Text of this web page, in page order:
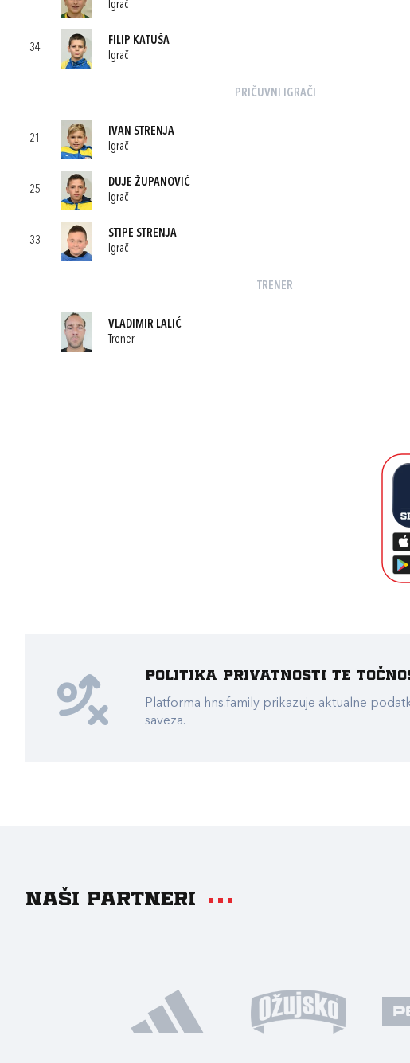
Igrač
34
FILIP KATUŠA
Igrač
PRIČUVNI IGRAČI
21
IVAN STRENJA
Igrač
25
DUJE ŽUPANOVIĆ
Igrač
33
STIPE STRENJA
Igrač
TRENER
VLADIMIR LALIĆ
Trener
Politika privatnosti te
Platforma hns.family prikazuje aktualne
saveza.
Naši partneri